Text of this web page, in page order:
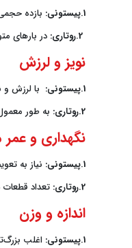
1.پیستونی:
بازده
2.روتاری:
در بارهای
نویز و لرزش
1.پیستونی:
با لرزش و
2.روتاری:
به طور
نگهداری و عمر
1.پیستونی:
نیاز به
2.روتاری:
تعداد
اندازه و وزن
1.پیستونی:
اغلب